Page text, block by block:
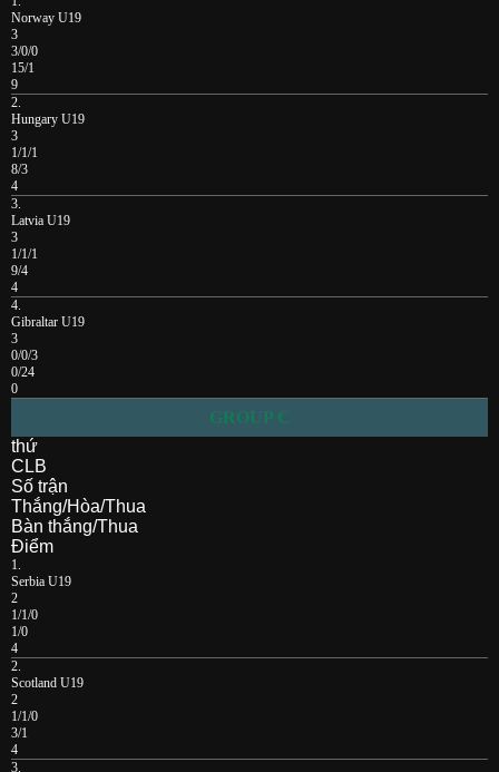
Norway U19
3
3/0/0
15/1
9
2.
Hungary U19
3
1/1/1
8/3
4
3.
Latvia U19
3
1/1/1
9/4
4
4.
Gibraltar U19
3
0/0/3
0/24
0
GROUP C
thứ
CLB
Số trận
Thắng/Hòa/Thua
Bàn thắng/Thua
Điểm
1.
Serbia U19
2
1/1/0
1/0
4
2.
Scotland U19
2
1/1/0
3/1
4
3.